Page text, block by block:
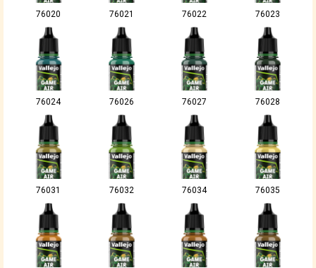
76020 76021 76022 76023
76024 76026 76027 76028
76031 76032 76034 76035